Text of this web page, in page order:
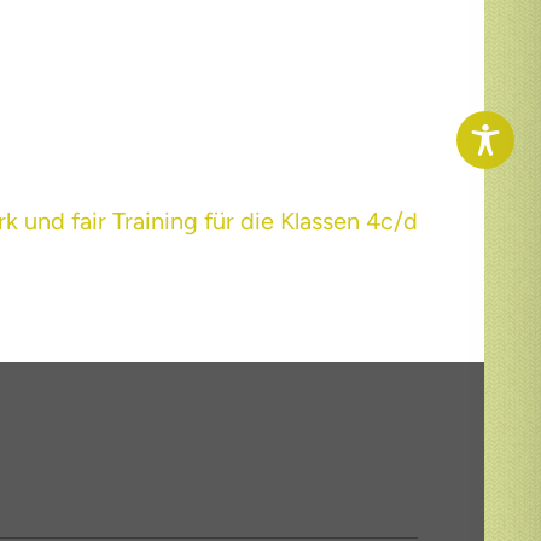
und fair Training für die Klassen 4c/d